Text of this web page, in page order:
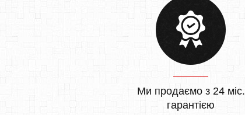
Ми продаємо з 24 міс.
гарантією